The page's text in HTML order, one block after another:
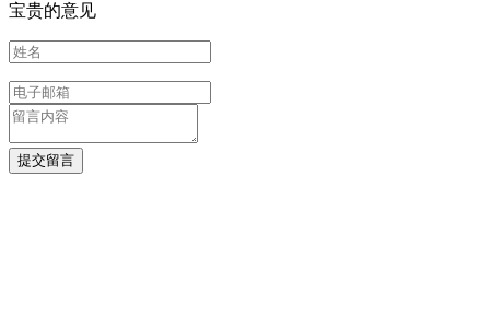
宝贵的意见
提交留言